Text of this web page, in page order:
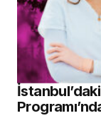
İstanbul’daki